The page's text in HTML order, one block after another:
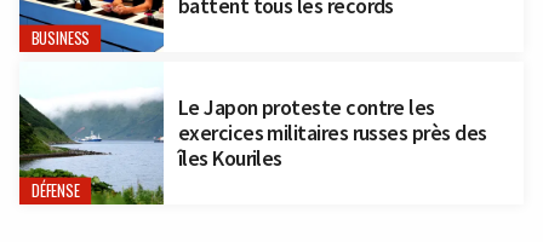
BUSINESS
DÉFENSE
Le Japon proteste contre les
exercices militaires russes près des
îles Kouriles